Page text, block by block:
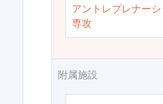
アントレプレナー
専攻
附属施設